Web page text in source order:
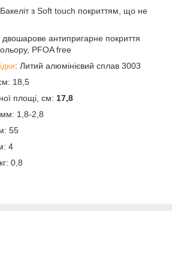
з Soft touch покриттям, що не
двошарове антипригарне покриття
PFOA free
: Литий алюмінієвий сплав 3003
18,5
площі, см: 17,8
мм: 1,8-2,8
55
4
0,8